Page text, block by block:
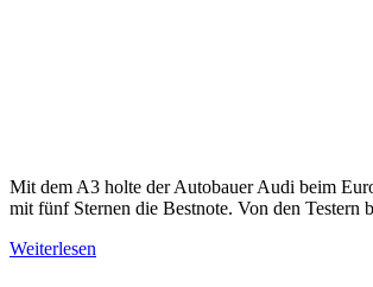
Mit dem A3 holte der Autobauer Audi beim
mit fünf Sternen die Bestnote. Von den Testern
Weiterlesen